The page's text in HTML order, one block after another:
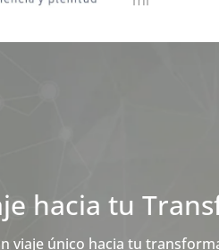
hacia tu
viaje único hacia tu
de
y recursos para prevenir,